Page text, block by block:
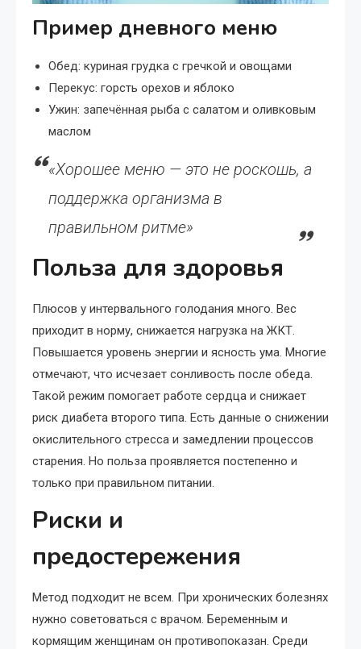
Пример дневного меню
Обед: куриная грудка с гречкой и овощами
Перекус: горсть орехов и яблоко
Ужин: запечённая рыба с салатом и оливковым
маслом
«Хорошее меню — это не роскошь, а
поддержка организма в
правильном ритме»
Польза для здоровья
Плюсов у интервального голодания много. Вес
приходит в норму, снижается нагрузка на ЖКТ.
Повышается уровень энергии и ясность ума. Многие
отмечают, что исчезает сонливость после обеда.
Такой режим помогает работе сердца и снижает
риск диабета второго типа. Есть данные о снижении
окислительного стресса и замедлении процессов
старения. Но польза проявляется постепенно и
только при правильном питании.
Риски и
предостережения
Метод подходит не всем. При хронических болезнях
нужно советоваться с врачом. Беременным и
кормящим женщинам он противопоказан. Среди